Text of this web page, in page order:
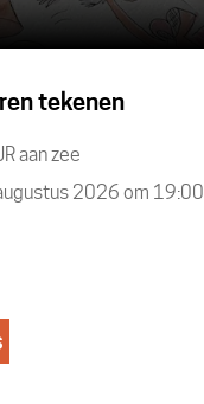
tekenen
aan zee
2026 om 19:00